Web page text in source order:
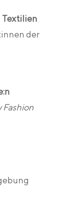
Textilien
der
Fashion